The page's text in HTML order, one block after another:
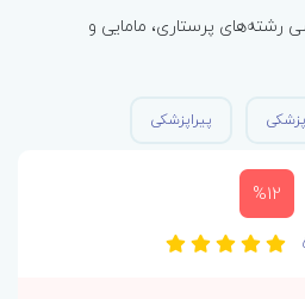
رشته‌های پرستاری، مامایی و
پیراپزشکی
%12